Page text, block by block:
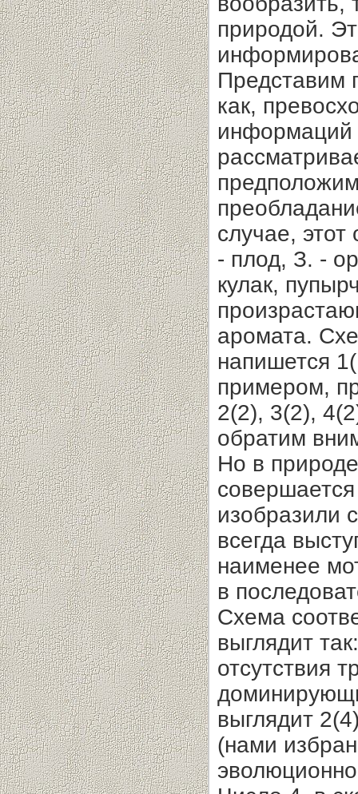
природой.
Представим
как,
информаций
случае, этот
- плод, З. -
кулак,
аромата.
напишется
примером,
2(2), 3(2),
обратим
Но в
изобразили
всегда
наименее
в
Схема
выглядит
отсутствия
выглядит
(нами